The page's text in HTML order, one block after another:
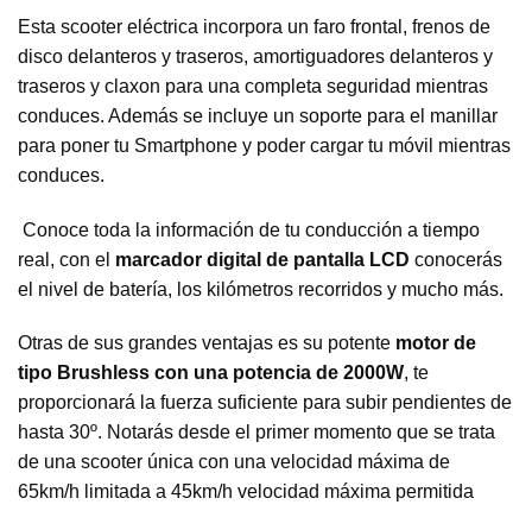
Esta scooter eléctrica incorpora un faro frontal, frenos de
disco delanteros y traseros, amortiguadores delanteros y
traseros y claxon para una completa seguridad mientras
conduces. Además se incluye un soporte para el manillar
para poner tu Smartphone y poder cargar tu móvil mientras
conduces.
Conoce toda la información de tu conducción a tiempo
real, con el marcador digital de pantalla LCD conocerás
el nivel de batería, los kilómetros recorridos y mucho más.
Otras de sus grandes ventajas es su potente motor de
tipo Brushless con una potencia de 2000W, te
proporcionará la fuerza suficiente para subir pendientes de
hasta 30º. Notarás desde el primer momento que se trata
de una scooter única con una velocidad máxima de
65km/h limitada a 45km/h velocidad máxima permitida